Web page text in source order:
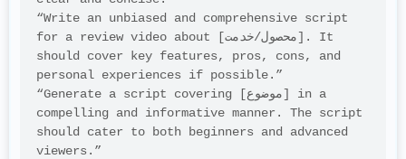
“Write an unbiased and comprehensive script
for a review video about [محصول/خدمت]. It
should cover key features, pros, cons, and
personal experiences if possible.”
“Generate a script covering [موضوع] in a
compelling and informative manner. The script
should cater to both beginners and advanced
viewers.”